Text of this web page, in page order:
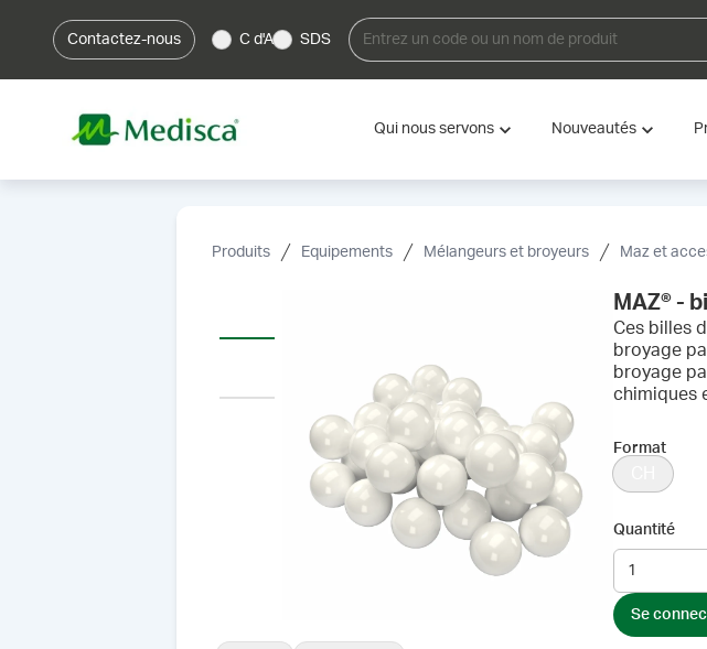
Contactez-nous C d'A SDS
Qui nous servons Nouveautés
Produits Equipements Mélangeurs et broyeurs Maz et
MAZ® -
Ces billes
broyage
broyage
chimiques
Format
Quantité
Se